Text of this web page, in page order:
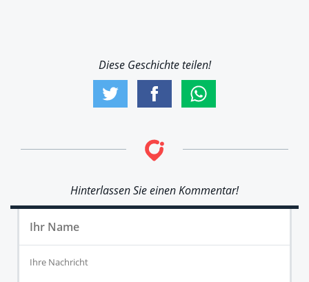
Diese Geschichte teilen!
Hinterlassen Sie einen Kommentar!